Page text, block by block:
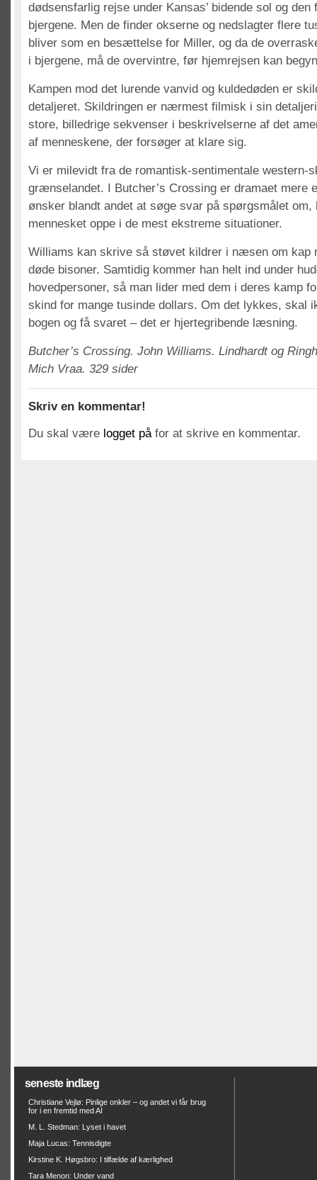
dødsensfarlig rejse under Kansas’ bidende sol og den
bjergene. Men de finder okserne og nedslagter flere
bliver som en besættelse for Miller, og da de
i bjergene, må de overvintre, før hjemrejsen kan
Kampen mod det lurende vanvid og kuldedøden er
detaljeret. Skildringen er nærmest filmisk i sin
store, billedrige sekvenser i beskrivelserne af det
af menneskene, der forsøger at klare sig.
Vi er milevidt fra de romantisk-sentimentale western-
grænselandet. I Butcher’s Crossing er dramaet mere
ønsker blandt andet at søge svar på spørgsmålet om,
mennesket oppe i de mest ekstreme situationer.
Williams kan skrive så støvet kildrer i næsen om kap
døde bisoner. Samtidig kommer han helt ind under
hovedpersoner, så man lider med dem i deres kamp
skind for mange tusinde dollars. Om det lykkes, skal
bogen og få svaret – det er hjertegribende læsning.
Butcher’s Crossing. John Williams. Lindhardt og
Mich Vraa. 329 sider
Skriv en kommentar!
Du skal være logget påfor at skrive en kommentar.
seneste indlæg
Christiane Vejlø: Pinlige onkler – og andet vi får brug
for i en fremtid med AI
M. L. Stedman: Lyset i havet
Maja Lucas: Tennisdigte
Kirstine K. Høgsbro: I tilfælde af kærlighed
Tara Menon: Under vand